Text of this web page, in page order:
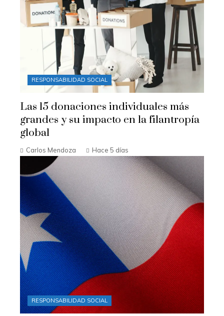
RESPONSABILIDAD SOCIAL
Las 15 donaciones individuales más
grandes y su impacto en la filantropía
global
Carlos Mendoza Hace 5 días
RESPONSABILIDAD SOCIAL